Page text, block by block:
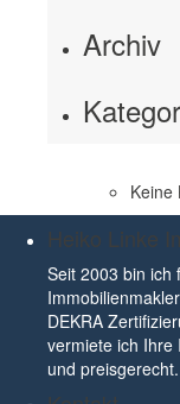
Archiv
Keine
Heiko Linke
Seit 2003 bin ich
DEKRA
vermiete ich Ihre
und